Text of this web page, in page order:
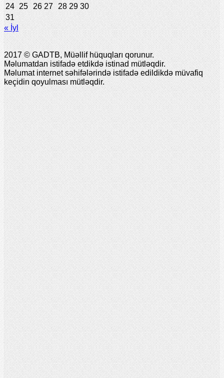
24 25 26 27 28 29 30
31
« İyl
2017 © GADTB, Müəllif hüquqları qorunur.
Məlumatdan istifadə etdikdə istinad mütləqdir.
Məlumat internet səhifələrində istifadə edildikdə müvafiq
keçidin qoyulması mütləqdir.